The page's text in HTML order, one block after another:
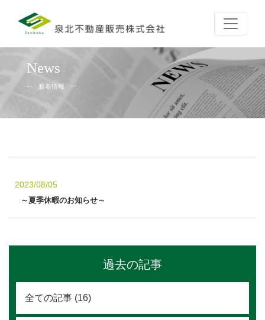
News
新着情報
2023/08/05
～夏季休暇のお知らせ～
過去の記事
全ての記事 (16)